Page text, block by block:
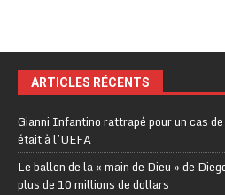
ARTICLES RÉCENTS
Gianni Infantino rattrapé pour un cas
était à l’UEFA
Le ballon de la « main de Dieu » de
plus de 10 millions de dollars